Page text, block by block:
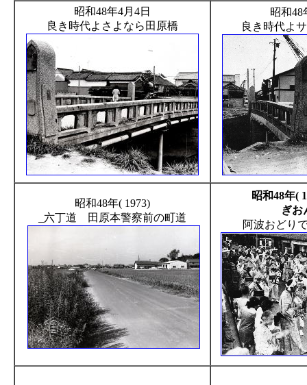
昭和48年4月4日
良き時代よさよなら田原橋
昭和48
良き時代よ
昭和48年( 1973)
_六丁道 田原本警察前の町道
昭和48年(
ぎお
阿波おどり